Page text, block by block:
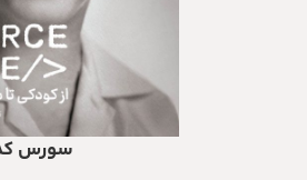
افزودن به سبد خریدسورس